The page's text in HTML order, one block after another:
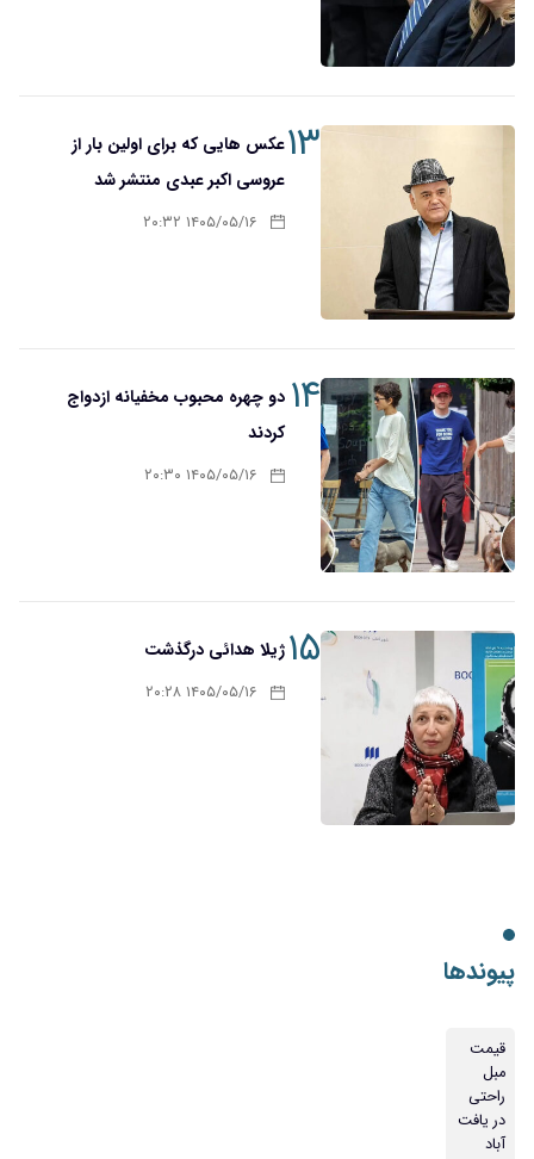
۱۳عکس هایی که برای اولین بار از
عروسی اکبر عبدی منتشر شد
۱۴۰۵/۰۵/۱۶ ۲۰:۳۲
۱۴ دو چهره محبوب مخفیانه ازدواج
کردند
۱۴۰۵/۰۵/۱۶ ۲۰:۳۰
۱۵ژیلا هدائی درگذشت
۱۴۰۵/۰۵/۱۶ ۲۰:۲۸
پیوندها
قیمت
مبل
راحتی
در یافت
آباد